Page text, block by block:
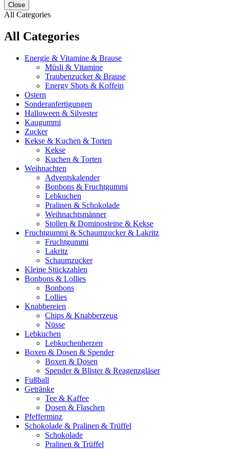
Close
All Categories
All Categories
Energie & Vitamine & Brause
Müsli & Vitamine
Traubenzucker & Brause
Energy Shots & Koffein
Ostern
Sonderanfertigungen
Halloween & Silvester
Kaugummi
Zucker
Kekse & Kuchen & Torten
Kekse
Kuchen & Torten
Weihnachten
Adventskalender
Bonbons & Fruchtgummi
Lebkuchen
Pralinen & Schokolade
Weihnachtsmänner
Stollen & Dominosteine & Kekse
Fruchtgummi & Schaumzucker & Lakritz
Fruchtgummi
Lakritz
Schaumzucker
Kleine Stückzahlen
Bonbons & Lollies
Bonbons
Lollies
Knabbereien
Chips & Knabberzeug
Nüsse
Lebkuchen
Lebkuchenherzen
Boxen & Dosen & Spender
Boxen & Dosen
Spender & Blister & Reagenzgläser
Fußball
Getränke
Tee & Kaffee
Dosen & Flaschen
Pfefferminz
Schokolade & Pralinen & Trüffel
Schokolade
Pralinen & Trüffel